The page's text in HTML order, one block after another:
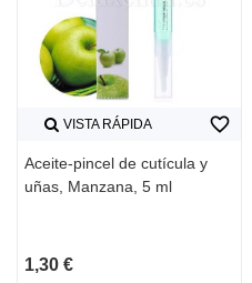
VISTA RÁPIDA
Aceite-pincel de cutícula y
uñas, Manzana, 5 ml
1,30 €
favorite_border